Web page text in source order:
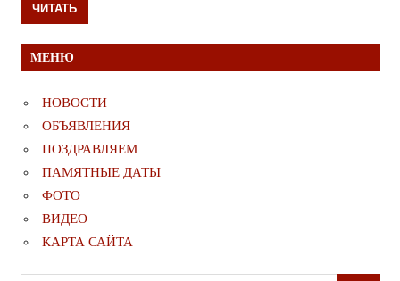
ЧИТАТЬ
МЕНЮ
НОВОСТИ
ОБЪЯВЛЕНИЯ
ПОЗДРАВЛЯЕМ
ПАМЯТНЫЕ ДАТЫ
ФОТО
ВИДЕО
КАРТА САЙТА